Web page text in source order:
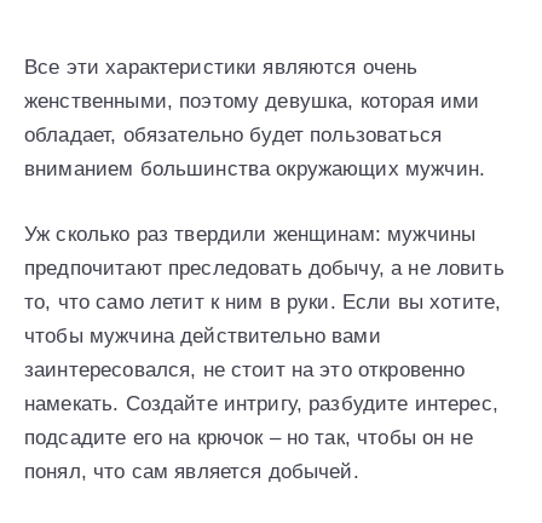
Все эти характеристики являются очень
женственными, поэтому девушка, которая ими
обладает, обязательно будет пользоваться
вниманием большинства окружающих мужчин.
Уж сколько раз твердили женщинам: мужчины
предпочитают преследовать добычу, а не ловить
то, что само летит к ним в руки. Если вы хотите,
чтобы мужчина действительно вами
заинтересовался, не стоит на это откровенно
намекать. Создайте интригу, разбудите интерес,
подсадите его на крючок – но так, чтобы он не
понял, что сам является добычей.